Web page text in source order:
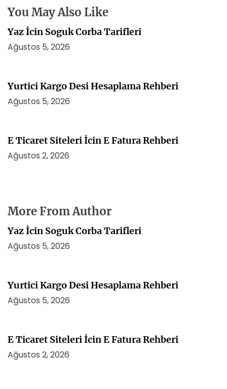
s
i
You May Also Like
Yaz İcin Soguk Corba Tarifleri
Ağustos 5, 2026
Yurtici Kargo Desi Hesaplama Rehberi
Ağustos 5, 2026
E Ticaret Siteleri İcin E Fatura Rehberi
Ağustos 2, 2026
More From Author
Yaz İcin Soguk Corba Tarifleri
Ağustos 5, 2026
Yurtici Kargo Desi Hesaplama Rehberi
Ağustos 5, 2026
E Ticaret Siteleri İcin E Fatura Rehberi
Ağustos 2, 2026